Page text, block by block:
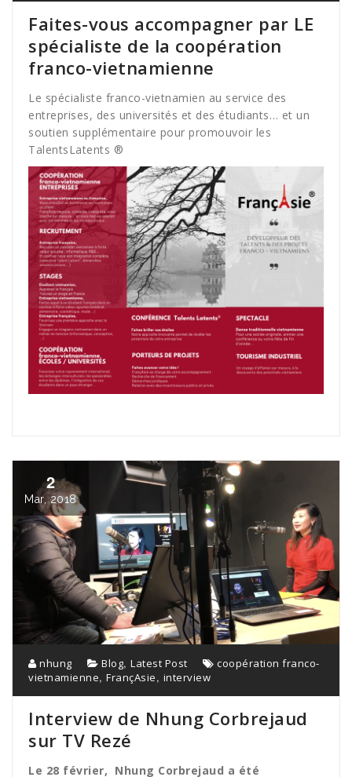
Faites-vous accompagner par LE
spécialiste de la coopération
franco-vietnamienne
Le spécialiste franco-vietnamien au service des
entreprises, des universités et des étudiants… et un
soutien supplémentaire pour promouvoir les
TalentsLatents ®
2
Mar, 2018
nhung Blog, Latest Post
coopération franco-
vietnamienne, FrançAsie, interview
Interview de Nhung Corbrejaud
sur TV Rezé
Le 28 février, Nhung Corbrejaud a été